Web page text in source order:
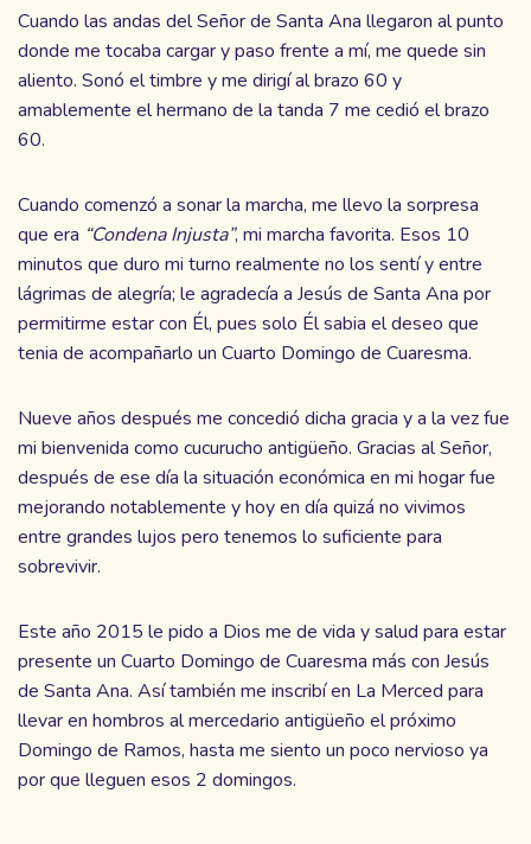
Cuando las andas del Señor de Santa Ana llegaron al punto
donde me tocaba cargar y paso frente a mí, me quede sin
aliento. Sonó el timbre y me dirigí al brazo 60 y
amablemente el hermano de la tanda 7 me cedió el brazo
60.
Cuando comenzó a sonar la marcha, me llevo la sorpresa
que era “Condena Injusta”, mi marcha favorita. Esos 10
minutos que duro mi turno realmente no los sentí y entre
lágrimas de alegría; le agradecía a Jesús de Santa Ana por
permitirme estar con Él, pues solo Él sabia el deseo que
tenia de acompañarlo un Cuarto Domingo de Cuaresma.
Nueve años después me concedió dicha gracia y a la vez fue
mi bienvenida como cucurucho antigüeño. Gracias al Señor,
después de ese día la situación económica en mi hogar fue
mejorando notablemente y hoy en día quizá no vivimos
entre grandes lujos pero tenemos lo suficiente para
sobrevivir.
Este año 2015 le pido a Dios me de vida y salud para estar
presente un Cuarto Domingo de Cuaresma más con Jesús
de Santa Ana. Así también me inscribí en La Merced para
llevar en hombros al mercedario antigüeño el próximo
Domingo de Ramos, hasta me siento un poco nervioso ya
por que lleguen esos 2 domingos.